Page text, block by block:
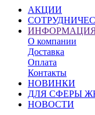
АКЦИИ
О компании
Доставка
Оплата
Контакты
НОВИНКИ
ДЛЯ СФЕРЫ
НОВОСТИ